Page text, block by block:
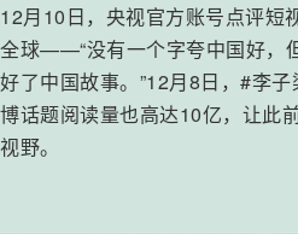
12月10日，央视官方账号点评短
全球——“没有一个字夸中国好，
好了中国故事。”12月8日，#李
博话题阅读量也高达10亿，让此
视野。